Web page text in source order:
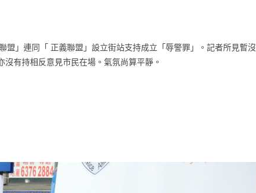
盟」連同「 正義聯盟」設立街站支持成立「辱警罪」。記者所見暫沒
有持相反意見市民在場。氣氛尚算平靜。